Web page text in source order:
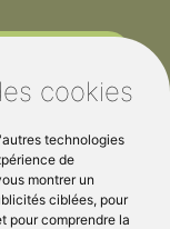
cookies
technologies
de
montrer un
ciblées, pour
pour comprendre la